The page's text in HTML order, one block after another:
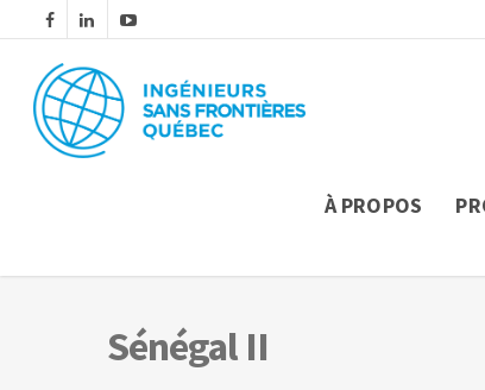
À PROPOS
Sénégal II